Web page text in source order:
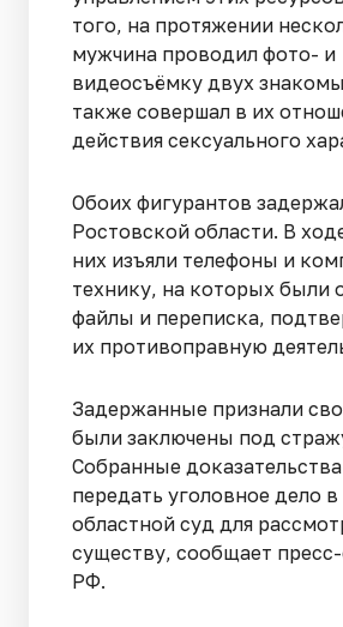
того, на протяжении
мужчина проводил фото- и
видеосъёмку двух
также совершал в их
действия сексуального
Обоих фигурантов
Ростовской области. В
них изъяли телефоны и
технику, на которых были
файлы и переписка,
их противоправную
Задержанные признали
были заключены под
Собранные
передать уголовное дело
областной суд для
существу, сообщает
РФ.